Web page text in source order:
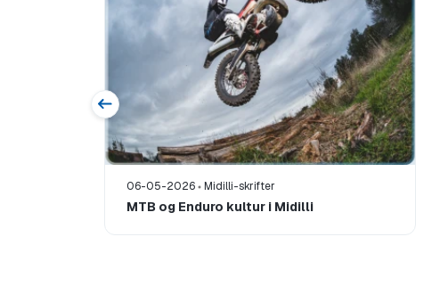
06-05-2026 Midilli-skrifter
MTB og Enduro kultur i Midilli